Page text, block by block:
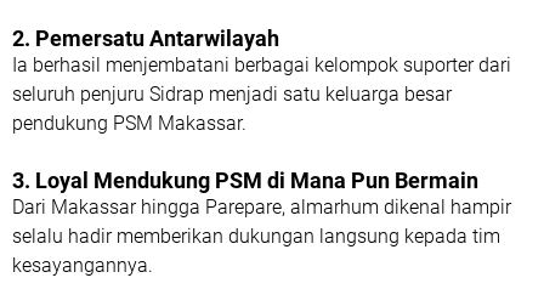
2. Pemersatu Antarwilayah
Ia berhasil menjembatani berbagai kelompok suporter dari
seluruh penjuru Sidrap menjadi satu keluarga besar
pendukung PSM Makassar.
3. Loyal Mendukung PSM di Mana Pun Bermain
Dari Makassar hingga Parepare, almarhum dikenal hampir
selalu hadir memberikan dukungan langsung kepada tim
kesayangannya.